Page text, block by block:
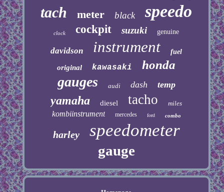
tach meter black speedo
clock cockpit suzuki genuine
davidson instrument fuel
original kawasaki honda
gauges audi dash temp
yamaha diesel tacho miles
kombiinstrument mercedes ford combo
harley speedometer
gauge